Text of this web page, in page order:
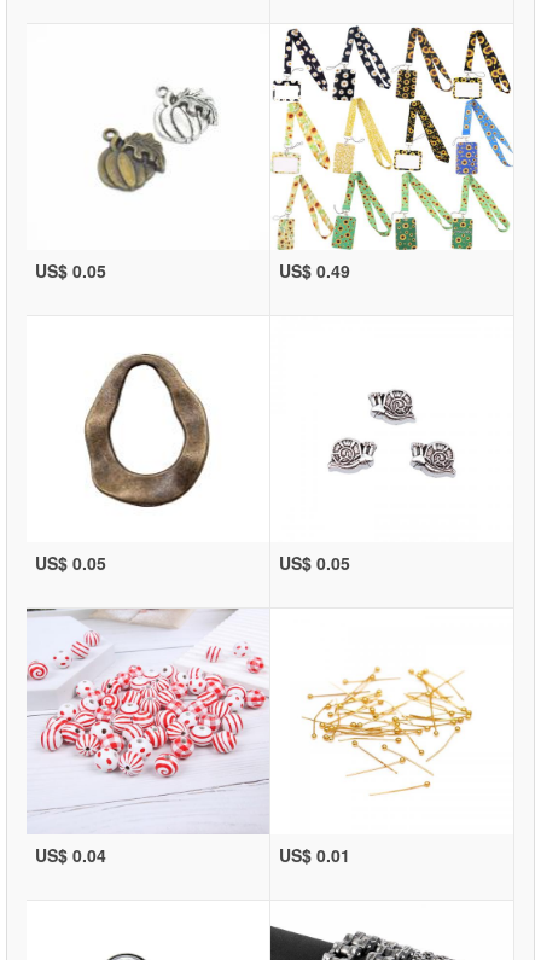
US$ 0.05 US$ 0.49
US$ 0.05 US$ 0.05
US$ 0.04 US$ 0.01